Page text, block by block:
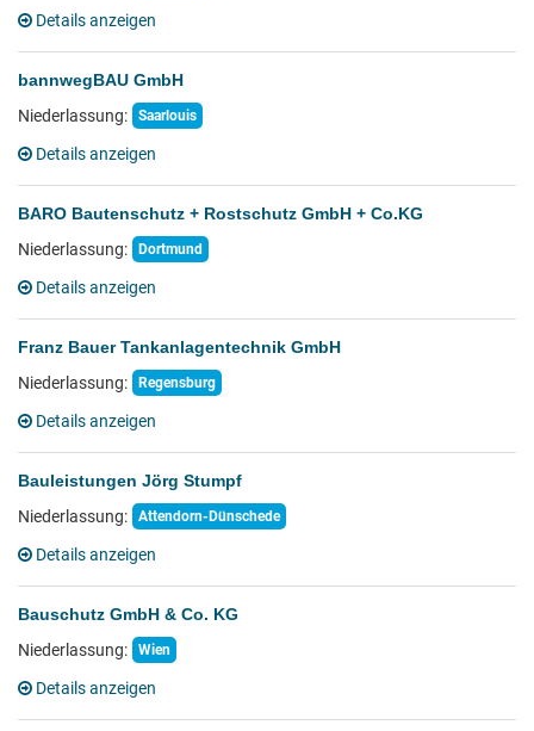
Details anzeigen
bannwegBAU GmbH
Niederlassung:
Saarlouis
Details anzeigen
BARO Bautenschutz + Rostschutz GmbH + Co.KG
Niederlassung:
Dortmund
Details anzeigen
Franz Bauer Tankanlagentechnik GmbH
Niederlassung:
Regensburg
Details anzeigen
Bauleistungen Jörg Stumpf
Niederlassung:
Attendorn-Dünschede
Details anzeigen
Bauschutz GmbH & Co. KG
Niederlassung:
Wien
Details anzeigen